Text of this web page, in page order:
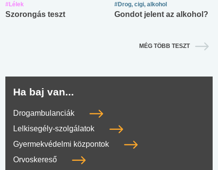
#Lélek
Szorongás teszt
#Drog, cigi, alkohol
Gondot jelent az alkohol?
MÉG TÖBB TESZT
Ha baj van...
Drogambulanciák
Lelkisegély-szolgálatok
Gyermekvédelmi központok
Orvoskereső